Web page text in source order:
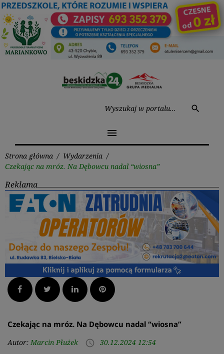
Przejdź
do
treści
search
menu
Strona główna / Wydarzenia /
Czekając na mróz. Na Dębowcu nadal “wiosna”
Reklama
Facebook Twitter LinkedInPinterest
Czekając na mróz. Na Dębowcu nadal “wiosna”
Autor: Marcin Płużek access_time 30.12.2024 12:54